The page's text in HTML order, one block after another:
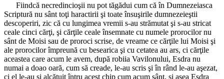
Fiindcă necredincioşii nu pot tăgădui cum că în Dumnezeiasca
Scriptură nu sânt toţi haractirii şi toate însuşirile dumnezeieştii
descoperiri, zic că cu lungimea vremii s-au strămutat şi s-au stricat
ceale cinci cărţi, şi cărţile ceale însemnate cu numele prorocilor nu
sânt de Moisi sau de proroci scrise, de vreame ce cărţile lui Moisi şi
ale prorocilor împreună cu besearica şi cu cetatea au ars, ci cărţile
aceastea care acum le avem, după robiia Vavilonului, Esdra nu
numai a doao oară, cum să creade, le-au scris şi în rând le-au aşezat,
ci el le-au şi alcătuit întru acest chip cum acum sânt, şi aşea Esdra